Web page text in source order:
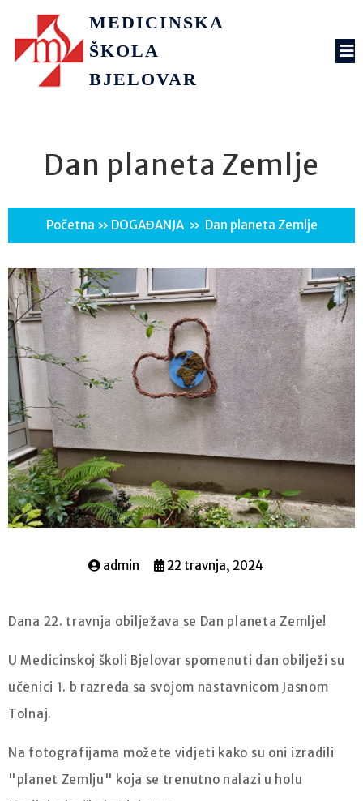
MEDICINSKA
ŠKOLA
BJELOVAR
Dan planeta Zemlje
Početna » DOGAĐANJA » Dan planeta Zemlje
admin 22 travnja, 2024
Dana 22. travnja obilježava se Dan planeta Zemlje!
U Medicinskoj školi Bjelovar spomenuti dan obilježi su
učenici 1. b razreda sa svojom nastavnicom Jasnom
Tolnaj.
Na fotografijama možete vidjeti kako su oni izradili
"planet Zemlju" koja se trenutno nalazi u holu